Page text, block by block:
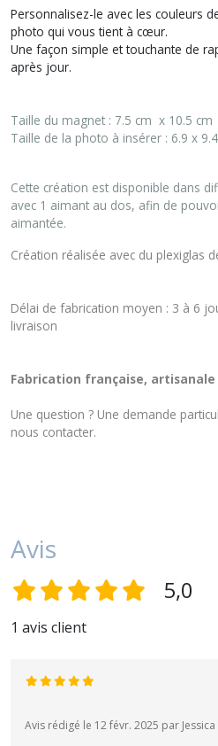
Personnalisez-le avec les couleurs
photo qui vous tient à cœur.
Une façon simple et touchante de
après jour.
Taille du magnet : 7.5 cm x 10.5 cm
Taille de la photo à insérer : 6.9 x
Cette création est disponible dans
avec 1 aimant au dos, afin de
aimantée.
Création réalisée avec du plexiglas
Délai de fabrication moyen : 3 à 6
livraison
Fabrication française,
Une question ? Une demande
nous contacter.
Avis
5,0
1 avis client
Avis rédigé le 12 févr. 2025 par Jessica